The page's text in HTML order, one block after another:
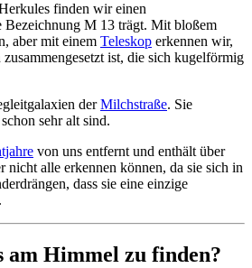
finden wir einen
Bezeichnung M 13 trägt. Mit bloßem
aber mit einem Teleskop erkennen wir,
zusammengesetzt ist, die sich kugelförmig
derMilchstraße. Sie
sehr alt sind.
von uns entfernt und enthält über
nicht alle erkennen können, da sie sich in
dass sie eine einzige
am Himmel zu finden?